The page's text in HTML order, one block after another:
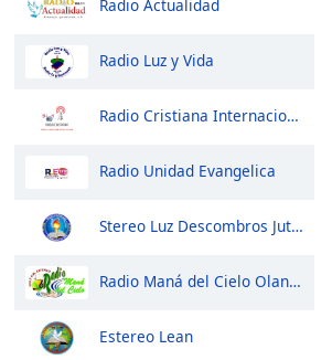
Radio Actualidad
Radio Luz y Vida
Radio Cristiana Internacional
Radio Unidad Evangelica
Stereo Luz Descombros Jutiapa
Radio Maná del Cielo Olanchito
Estereo Lean